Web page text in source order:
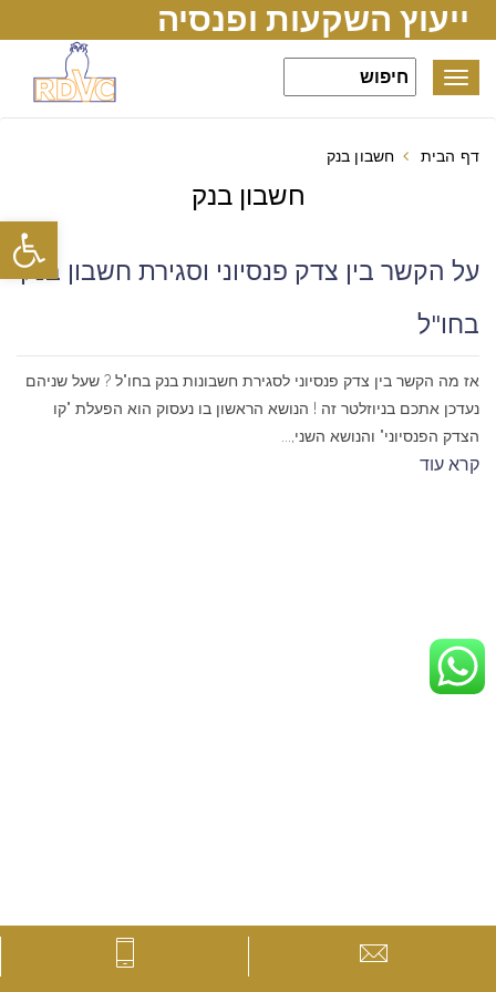
פתח
ייעוץ השקעות ופנסיה
Toggle
דף הבית חשבון בנק
חשבון בנק
על הקשר בין צדק פנסיוני וסגירת חשבון בנק
בחו"ל
אז מה הקשר בין צדק פנסיוני לסגירת חשבונות בנק בחו"ל ? שעל שניהם
נעדכן אתכם בניוזלטר זה ! הנושא הראשון בו נעסוק הוא הפעלת "קו
הצדק הפנסיוני" והנושא השני,...
קרא עוד